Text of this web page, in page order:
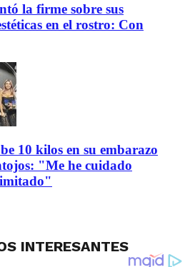
la firme sobre sus
en el rostro: Con
10 kilos en su embarazo
"Me he cuidado
INTERESANTES